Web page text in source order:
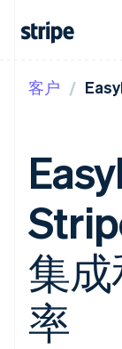
支付
在线支付
Managed
Payments
方案
Payment
无代码支付
Checkout
预构建支付界
面
Elements
客户
集
率